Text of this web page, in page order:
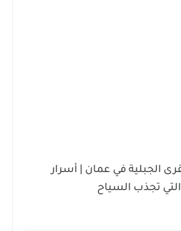
الجبلية في عمان | أسرار
التي تجذب السياح